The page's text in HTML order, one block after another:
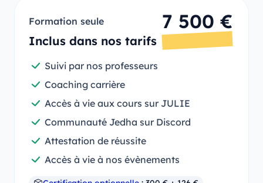
Formation seule 7 500 €
Inclus dans nos tarifs
Suivi par nos professeurs
Coaching carrière
Accès à vie aux cours sur JULIE
Communauté Jedha sur Discord
Attestation de réussite
Accès à vie à nos évènements